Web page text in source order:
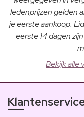
ledenprijzen gelden
je eerste aankoop.
eerste 14 dagen
Bekijk alle
Klantenservice